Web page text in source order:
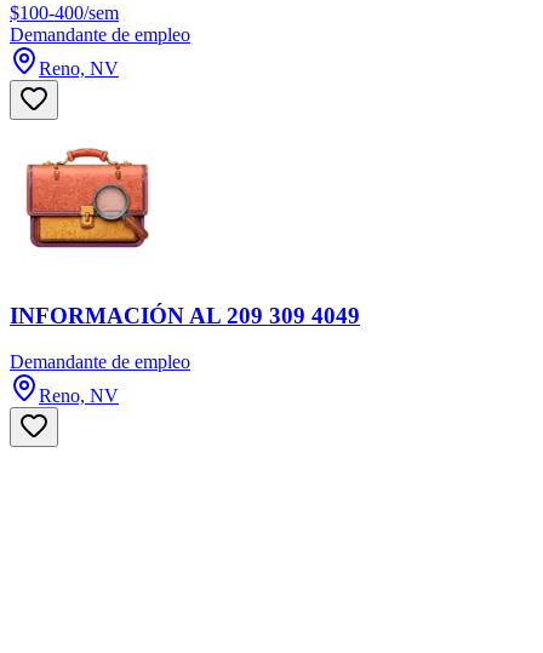
$100-400/sem
Demandante de empleo
Reno, NV
INFORMACIÓN AL 209 309 4049
Demandante de empleo
Reno, NV